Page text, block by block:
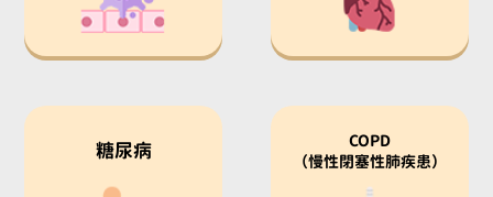
糖尿病
COPD
（慢性閉塞性肺疾患）